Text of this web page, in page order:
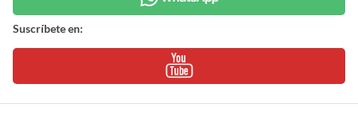
Suscríbete en: